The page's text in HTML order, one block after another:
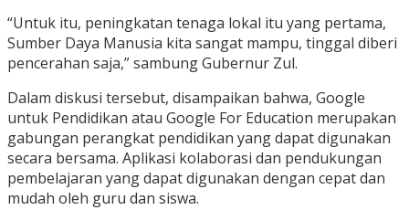
“Untuk itu, peningkatan tenaga lokal itu yang pertama,
Sumber Daya Manusia kita sangat mampu, tinggal diberi
pencerahan saja,” sambung Gubernur Zul.
Dalam diskusi tersebut, disampaikan bahwa, Google
untuk Pendidikan atau Google For Education merupakan
gabungan perangkat pendidikan yang dapat digunakan
secara bersama. Aplikasi kolaborasi dan pendukungan
pembelajaran yang dapat digunakan dengan cepat dan
mudah oleh guru dan siswa.